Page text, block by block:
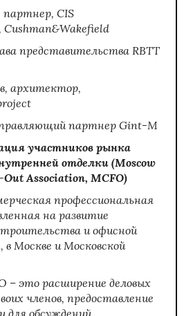
CIS
представительства RBTT
архитектор,
партнер Gint-M
участников рынка
отделки (Moscow
Association, MCFO)
профессиональная
на развитие
и офисной
в Москве и Московской
– это расширение деловых
членов, предоставление
обсуждений,